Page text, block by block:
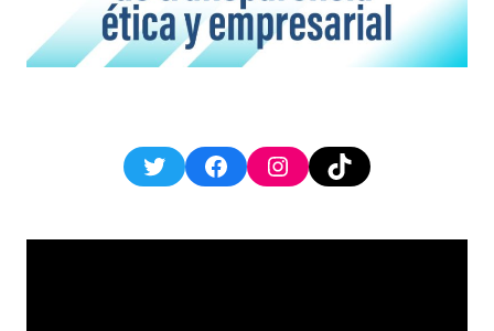
TwitterFacebookInstagram
TikTok